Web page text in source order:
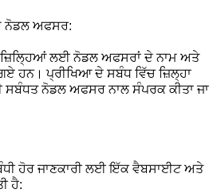
ਨੋਡਲ ਅਫਸਰ:
ਜ਼ਿਲ੍ਹਿਆਂ ਲਈ ਨੋਡਲ ਅਫਸਰਾਂ ਦੇ ਨਾਮ ਅਤੇ
ਹਨ। ਪ੍ਰੀਖਿਆ ਦੇ ਸਬੰਧ ਵਿੱਚ ਜ਼ਿਲ੍ਹਾ
ਸਬੰਧਤ ਨੋਡਲ ਅਫਸਰ ਨਾਲ ਸੰਪਰਕ ਕੀਤਾ ਜਾ
ਹੋਰ ਜਾਣਕਾਰੀ ਲਈ ਇੱਕ ਵੈਬਸਾਈਟ ਅਤੇ
ਹੈ: